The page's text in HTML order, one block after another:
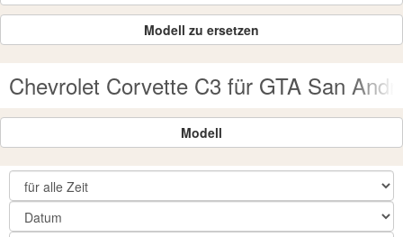
Modell zu ersetzen
Chevrolet Corvette C3 für GTA San
Modell